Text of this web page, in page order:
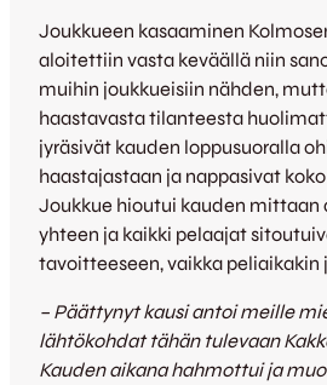
Joukkueen kasaaminen
aloitettiin vasta keväällä niin
muihin joukkueisiin nähden,
haastavasta tilanteesta
jyräsivät kauden loppusuoralla
haastajastaan ja nappasivat
Joukkue hioutui kauden mittaan
yhteen ja kaikki pelaajat
tavoitteeseen, vaikka peliaikakin
– Päättynyt kausi antoi meille
lähtökohdat tähän tulevaan
Kauden aikana hahmottui ja